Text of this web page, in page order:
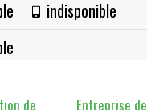
indisponible
de
Entreprise de